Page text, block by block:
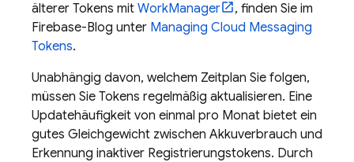
älterer Tokens mit WorkManager
, finden Sie im
Firebase-Blog unter Managing Cloud Messaging
Tokens.
Unabhängig davon, welchem Zeitplan Sie folgen,
müssen Sie Tokens regelmäßig aktualisieren. Eine
Updatehäufigkeit von einmal pro Monat bietet ein
gutes Gleichgewicht zwischen Akkuverbrauch und
Erkennung inaktiver Registrierungstokens. Durch